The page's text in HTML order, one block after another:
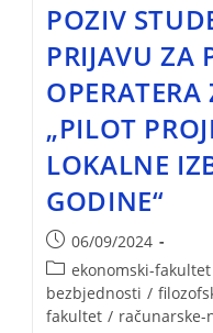
POZIV
PRIJAVU ZA
„PILOT
LOKALNE
GODINE“
06/09/2024
ekonomski-fakultet
bezbjednosti /
fakultet / računarske-